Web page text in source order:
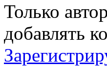
Только
добавлять